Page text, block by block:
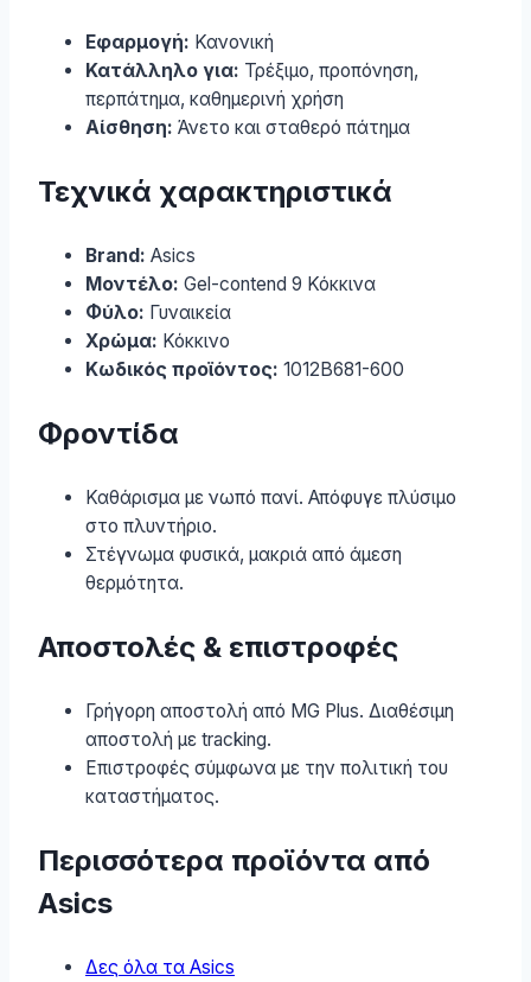
Εφαρμογή: Κανονική
Κατάλληλο για: Τρέξιμο, προπόνηση,
περπάτημα, καθημερινή χρήση
Αίσθηση: Άνετο και σταθερό πάτημα
Τεχνικά χαρακτηριστικά
Brand: Asics
Μοντέλο: Gel-contend 9 Κόκκινα
Φύλο: Γυναικεία
Χρώμα: Κόκκινο
Κωδικός προϊόντος: 1012B681-600
Φροντίδα
Καθάρισμα με νωπό πανί. Απόφυγε πλύσιμο
στο πλυντήριο.
Στέγνωμα φυσικά, μακριά από άμεση
θερμότητα.
Αποστολές & επιστροφές
Γρήγορη αποστολή από MG Plus. Διαθέσιμη
αποστολή με tracking.
Επιστροφές σύμφωνα με την πολιτική του
καταστήματος.
Περισσότερα προϊόντα από
Asics
Δες όλα τα Asics